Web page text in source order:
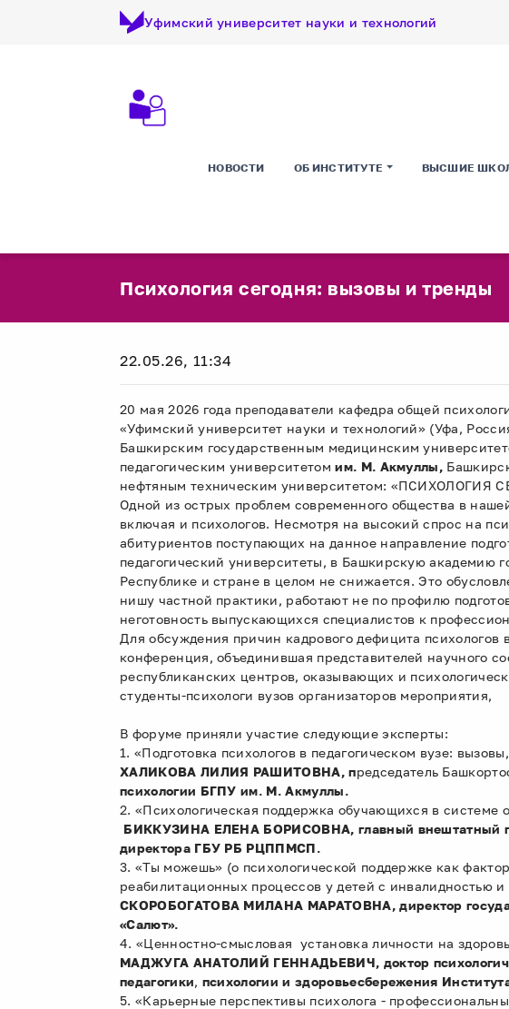
Уфимский университет науки и технологий
НОВОСТИ ОБ ИНСТИТУТЕ ВЫСШИЕ
Психология сегодня: вызовы и тренды
22.05.26, 11:34
20 мая 2026 года преподаватели кафедра общей
«Уфимский университет науки и технологий» (Уфа,
Башкирским государственным медицинским
педагогическим университетомим. М. Акмуллы,
нефтяным техническим университетом:
Одной из острых проблем современного общества в
включая и психологов. Несмотря на высокий спрос на
абитуриентов поступающих на данное направление
педагогический университеты, в Башкирскую академию
Республике и стране в целом не снижается. Это
нишу частной практики, работают не по профилю
неготовность выпускающихся специалистов к
Для обсуждения причин кадрового дефицита
конференция, объединившая представителей научного
республиканских центров, оказывающих и
студенты-психологи вузов организаторов мероприятия,
В форуме приняли участие следующие эксперты:
1. «Подготовка психологов в педагогическом вузе:
ХАЛИКОВА ЛИЛИЯ РАШИТОВНА, председатель
психологии БГПУ им. М. Акмуллы.
2. «Психологическая поддержка обучающихся в системе
БИККУЗИНА ЕЛЕНА БОРИСОВНА, главный внештатный
директора ГБУ РБ РЦППМСП.
3. «Ты можешь» (о психологической поддержке как
реабилитационных процессов у детей с инвалидностью
СКОРОБОГАТОВА МИЛАНА МАРАТОВНА, директор
«Салют».
4. «Ценностно-смысловая установка личности на
МАДЖУГА АНАТОЛИЙ ГЕННАДЬЕВИЧ, доктор
педагогики, психологии и здоровьесбережения
5. «Карьерные перспективы психолога -